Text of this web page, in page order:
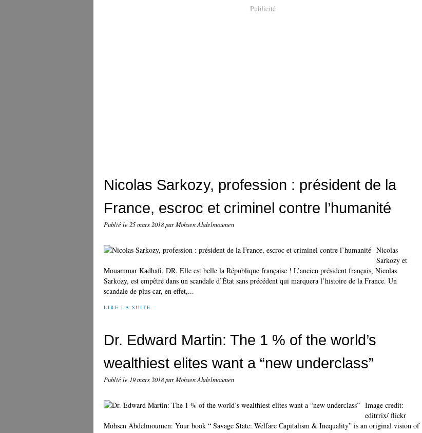
Publicité
Nicolas Sarkozy, profession : président de la
France, escroc et criminel contre l’humanité
Publié le 25 mars 2018par Mohsen Abdelmoumen
Nicolas
Sarkozy et
Mouammar Kadhafi. DR. Elle est belle la République française ! L’ancien président français, Nicolas
Sarkozy, est empêtré dans un scandale d’État sans précédent qui marquera l’histoire de la France. Un
scandale de plus car, en effet,...
LIRE LA SUITE
Dr. Edward Martin: The 1 % of the world’s
wealthiest elites want a “new underclass”
Publié le 19 mars 2018par Mohsen Abdelmoumen
Image credit:
editrrix/ flickr
Mohsen Abdelmoumen: Your book “ Savage State: Welfare Capitalism & Inequality” is an original vision of